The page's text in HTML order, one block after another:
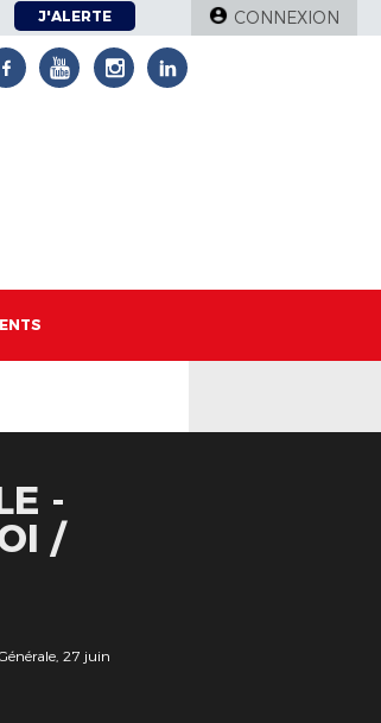
J'ALERTE CONNEXION
-
/
27 juin